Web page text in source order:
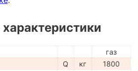
газ
Q кг
1800